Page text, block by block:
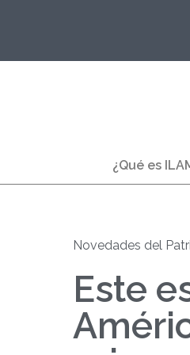
¿Qué es
Novedades del
Este